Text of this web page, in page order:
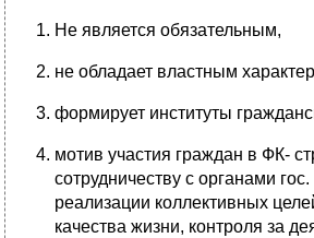
Не является обязательным,
не обладает властным
формирует институты
мотив участия граждан в ФК-
сотрудничеству с органами
реализации коллективных
качества жизни, контроля за